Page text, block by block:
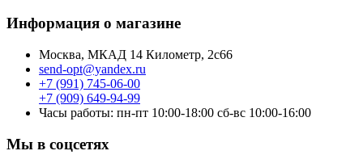
Информация о магазине
Москва, МКАД 14 Километр, 2с66
send-opt@yandex.ru
+7 (991) 745-06-00
+7 (909) 649-94-99
Часы работы: пн-пт 10:00-18:00 сб-вс 10:00-16:00
Мы в соцсетях